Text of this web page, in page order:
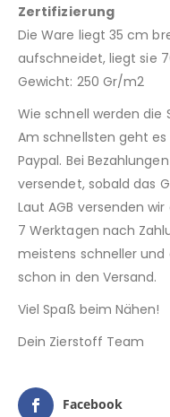
Zertifizierung
Die Ware liegt 35 cm
aufschneidet, liegt sie
Gewicht: 250 Gr/m2
Wie schnell werden
Am schnellsten geht
Paypal. Bei
versendet, sobald das
Laut AGB versenden
7 Werktagen nach
meistens schneller und
schon in den Versand.
Viel Spaß beim Nähen!
Dein Zierstoff Team
Facebook